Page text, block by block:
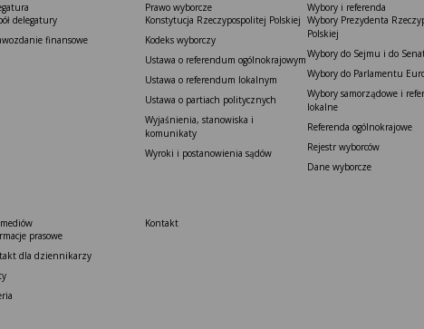
delegatury
finansowe
Prawo wyborcze
Konstytucja Rzeczypospolitej Polskiej​
Kodeks wyborczy
Ustawa o referendum ogólnokrajowym
Ustawa o referendum lokalnym
Ustawa o partiach politycznych
Wyjaśnienia, stanowiska i
komunikaty
Wyroki i postanowienia sądów
Wybory i referenda
Wybory Prezydenta
Polskiej
Wybory do Sejmu i do
Wybory do Parlamentu
Wybory samorządowe i
lokalne
Referenda ogólnokrajowe
Rejestr wyborców
Dane wyborcze
prasowe
dla dziennikarzy
Kontakt